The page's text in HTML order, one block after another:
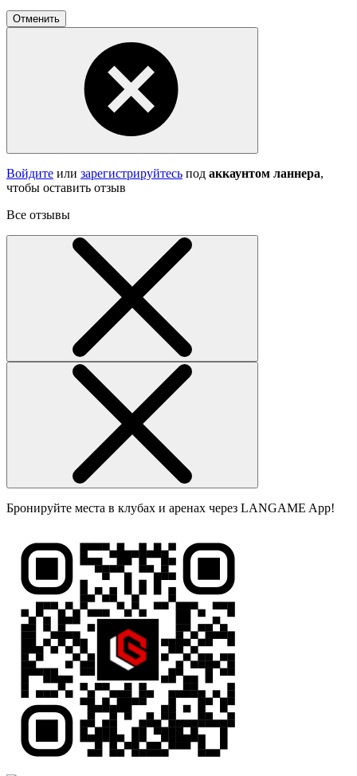
Отменить
Войдите или зарегистрируйтесь под аккаунтом ланнера,
чтобы оставить отзыв
Все отзывы
Бронируйте места в клубах и аренах через LANGAME App!